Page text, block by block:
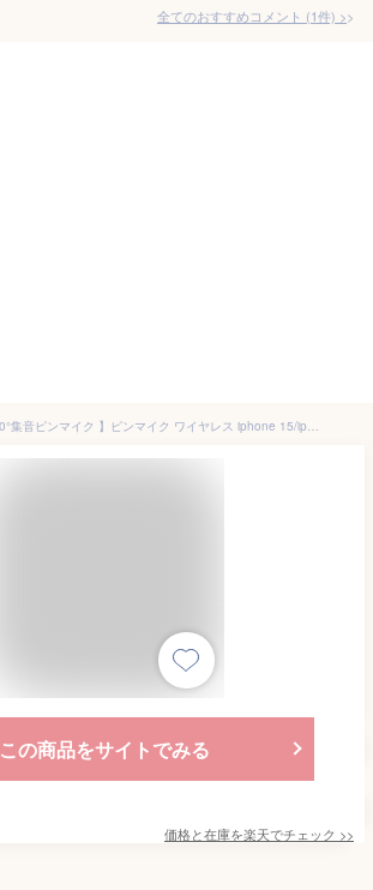
全てのおすすめコメント (1件) >
【BILIWAL 360°集音ピンマイク 】ピンマイク ワイヤレス iphone 15/iphone 15 Plus/iphone 15 Pro/iphone 15 Pro Max 対応 Android用 Type-C 瞬時接続 ノイズ軽減 プラグ＆プレイ APP不要 Bluetooth不要 7時間連続使用 超ミニ クリップ式 撮影用 Vlog撮影/動画配信/生放
この商品をサイトでみる
価格と在庫を楽天でチェック >>